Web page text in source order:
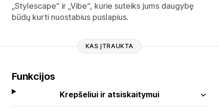
„Stylescape“ ir „Vibe“, kurie suteiks jums daugybę
būdų kurti nuostabius puslapius.
KAS ĮTRAUKTA
Funkcijos
Krepšeliui ir atsiskaitymui